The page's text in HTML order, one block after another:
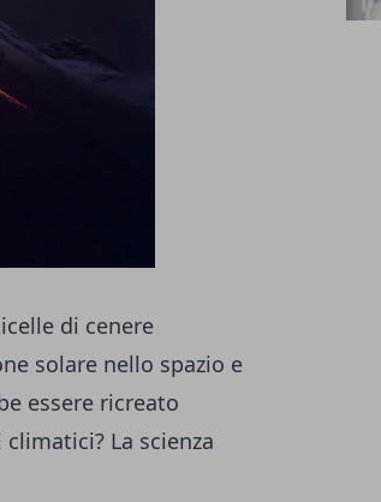
di cenere
solare nello spazio e
essere ricreato
La scienza